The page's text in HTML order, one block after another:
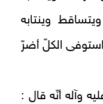
وينتابه
استوفى الكلّ أضرّ
وآله أنّه قال :